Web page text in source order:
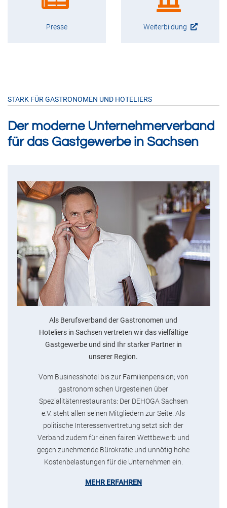
Presse Weiterbildung
STARK FÜR GASTRONOMEN UND HOTELIERS
Der moderne Unternehmerverband
für das Gastgewerbe in Sachsen
Als Berufsverband der Gastronomen und
Hoteliers in Sachsen vertreten wir das vielfältige
Gastgewerbe und sind Ihr starker Partner in
unserer Region.
Vom Businesshotel bis zur Familienpension; von
gastronomischen Urgesteinen über
Spezialitätenrestaurants: Der DEHOGA Sachsen
e.V. steht allen seinen Mitgliedern zur Seite. Als
politische Interessenvertretung setzt sich der
Verband zudem für einen fairen Wettbewerb und
gegen zunehmende Bürokratie und unnötig hohe
Kostenbelastungen für die Unternehmen ein.
MEHR ERFAHREN